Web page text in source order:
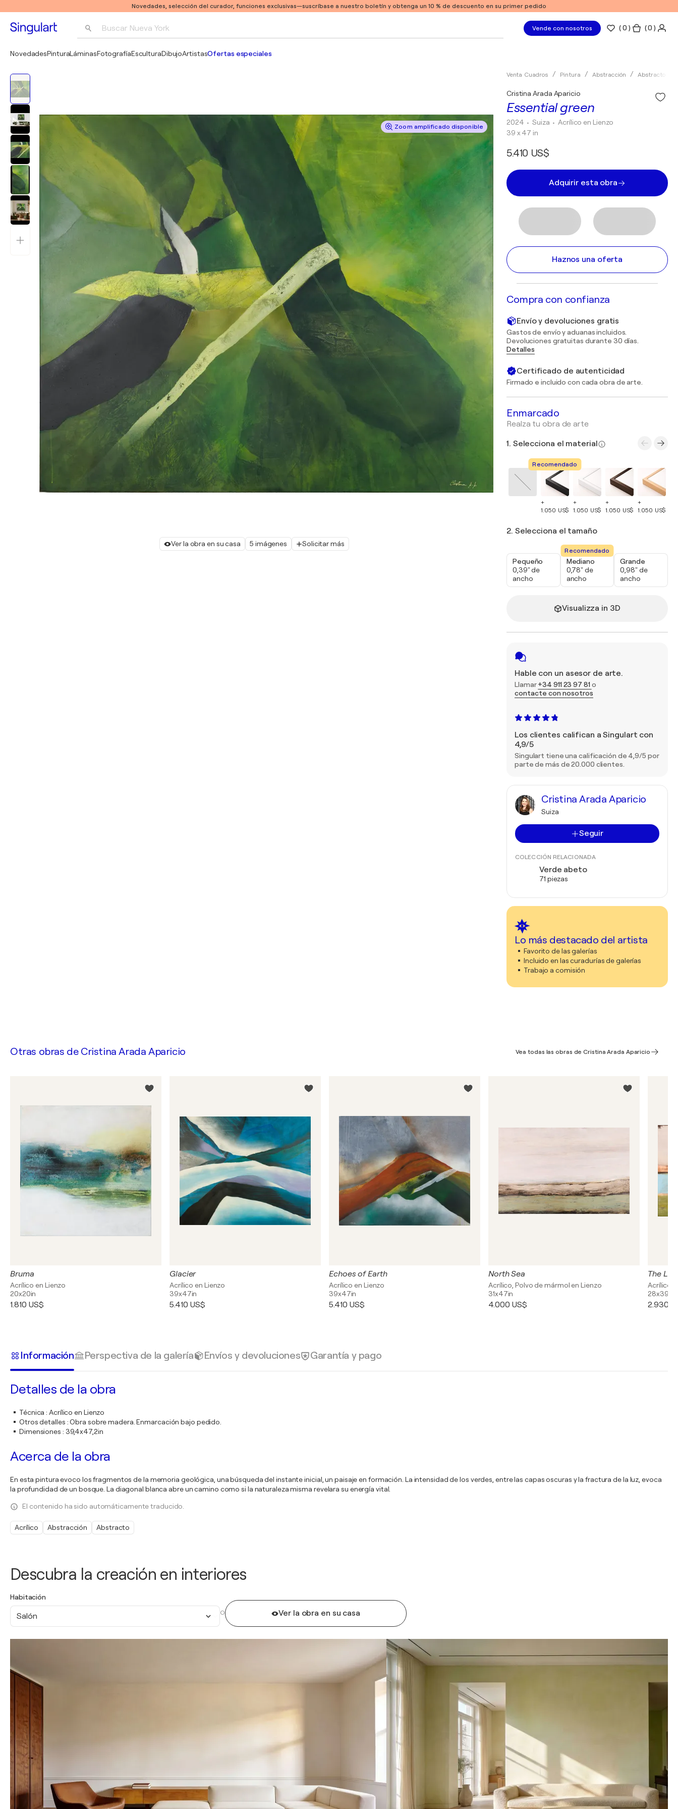
Novedades, selección del curador, funciones exclusivas—suscríbase a nuestro boletín y obtenga un 10 % de descuento en su primer pedido
Buscar Nueva York Vende con nosotros (0 ) ( 0 )
NovedadesPinturaLáminasFotografíaEsculturaDibujoArtistasOfertas especiales
Zoom amplificado disponible
Ver la obra en su casa 5 imágenes Solicitar más
Venta Cuadros Pintura Abstracción Abstracto
Essential green
Cristina Arada Aparicio
2024 • Suiza •Acrílico en Lienzo
39 x 47 in
5.410 US$
Adquirir esta obra
Haznos una oferta
Compra con confianza
Envío y devoluciones gratis
Gastos de envío y aduanas incluidos.
Devoluciones gratuitas durante 30 días.
Detalles
Certificado de autenticidad
Firmado e incluido con cada obra de arte.
Enmarcado
Realza tu obra de arte
1. Selecciona el material
Recomendado
+
1.050 US$
+
1.050 US$
+
1.050 US$
+
1.050 US$
2. Selecciona el tamaño
Pequeño
0,39" de
ancho
Recomendado
Mediano
0,78" de
ancho
Grande
0,98" de
ancho
Visualizza in 3D
Hable con un asesor de arte.
Llamar+34 911 23 97 81 o
contacte con nosotros
Los clientes califican a Singulart con
4,9/5
Singulart tiene una calificación de 4,9/5 por
parte de más de 20.000 clientes.
Cristina Arada Aparicio
Suiza
Seguir
COLECCIÓN RELACIONADA
Verde abeto
71 piezas
Lo más destacado del artista
Favorito de las galerías
Incluido en las curadurías de galerías
Trabajo a comisión
Descubra la creación en interiores
Habitación
Salón O Ver la obra en su casa
Otras obras de Cristina Arada Aparicio Vea todas las obras de Cristina Arada Aparicio
Bruma
Acrílico en Lienzo
20x20in
1.810 US$
Glacier
Acrílico en Lienzo
39x47in
5.410 US$
Echoes of Earth
Acrílico en Lienzo
39x47in
5.410 US$
North Sea
Acrílico, Polvo de mármol en Lienzo
31x47in
4.000 US$
The
Acrílico
28x39in
2.930
Información Perspectiva de la galería Envíos y devoluciones Garantía y pago
Detalles de la obra
Técnica :Acrílico en Lienzo
Otros detalles :Obra sobre madera. Enmarcación bajo pedido.
Dimensiones : 39,4x47,2in
Acerca de la obra
En esta pintura evoco los fragmentos de la memoria geológica, una búsqueda del instante inicial, un paisaje en formación. La intensidad de los verdes, entre las capas oscuras y la fractura de la luz, evoca
la profundidad de un bosque. La diagonal blanca abre un camino como si la naturaleza misma revelara su energía vital.
El contenido ha sido automáticamente traducido.
Acrílico Abstracción Abstracto